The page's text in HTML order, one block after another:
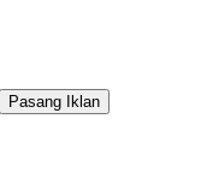
Pasang Iklan